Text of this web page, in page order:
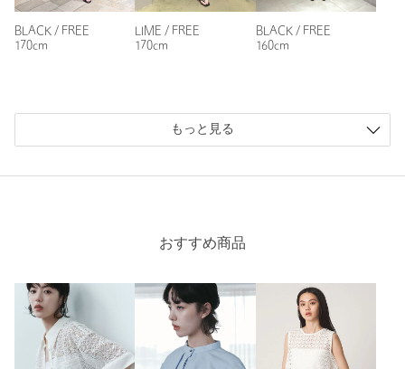
BLACK / FREE
170cm
LIME / FREE
170cm
BLACK / FREE
160cm
もっと見る
おすすめ商品